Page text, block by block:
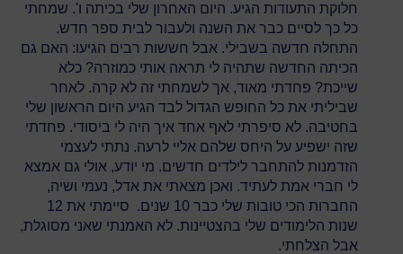
חלוקת התעודות הגיע. היום האחרון שלי בכיתה ו'. שמחתי
כל כך לסיים כבר את השנה ולעבור לבית ספר חדש.
התחלה חדשה בשבילי. אבל חששות רבים הגיעו: האם גם
הכיתה החדשה שתהיה לי תראה אותי כמוזרה? כלא
שייכת? פחדתי מאוד, אך לשמחתי זה לא קרה. לאחר
שביליתי את כל החופש הגדול לבד הגיע היום הראשון שלי
בחטיבה. לא סיפרתי לאף אחד איך היה לי ביסודי. פחדתי
שזה ישפיע על היחס שלהם אליי לרעה. נתתי לעצמי
הזדמנות להתחבר לילדים חדשים. מי יודע, אולי גם אמצא
לי חברי אמת לעתיד. ואכן מצאתי את אדל, נעמי ושיה,
החברות הכי טובות שלי כבר 10 שנים. סיימתי את 12
שנות הלימודים שלי בהצטיינות. לא האמנתי שאני מסוגלת,
אבל הצלחתי.